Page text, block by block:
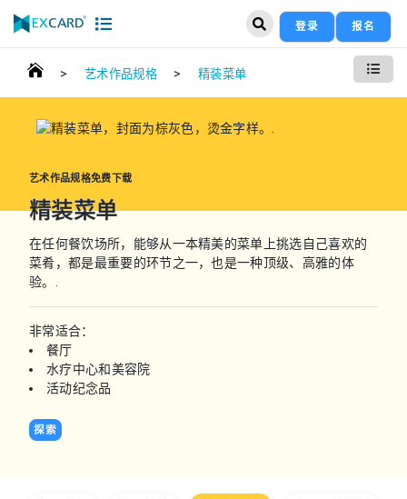
登录 报名
> 艺术作品规格 > 精装菜单
艺术作品规格免费下载
精装菜单
在任何餐饮场所，能够从一本精美的菜单上挑选自己喜欢的
菜肴，都是最重要的环节之一，也是一种顶级、高雅的体
验。.
非常适合：
餐厅
水疗中心和美容院
活动纪念品
探索